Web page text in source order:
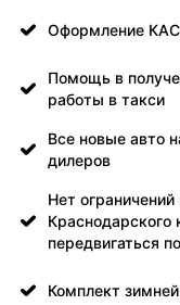
Оформление
Помощь в
работы в такси
Все новые авто
дилеров
Нет
передвигаться
Комплект